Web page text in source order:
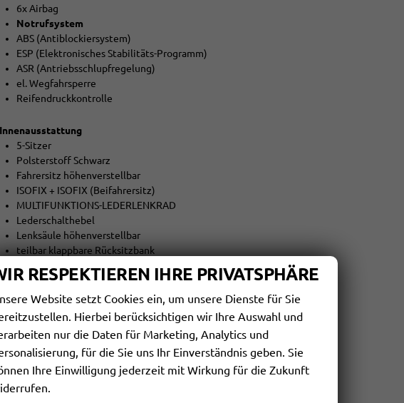
6x Airbag
Notrufsystem
ABS (Antiblockiersystem)
ESP (Elektronisches Stabilitäts-Programm)
ASR (Antriebsschlupfregelung)
el. Wegfahrsperre
Reifendruckkontrolle
Innenausstattung
5-Sitzer
Polsterstoff Schwarz
Fahrersitz höhenverstellbar
ISOFIX + ISOFIX (Beifahrersitz)
MULTIFUNKTIONS-LEDERLENKRAD
Lederschalthebel
Lenksäule höhenverstellbar
teilbar klappbare Rücksitzbank
Gepäckraumabdeckung
Aussenausstattung
el. Fensterheber vorne
el. Außenspiegel beheizbar
Colorverglasung
RESPEKTIEREN IHRE PRIVATSPHÄRE
Website setzt Cookies ein, um unsere Dienste für Sie
Hierbei berücksichtigen wir Ihre Auswahl und
nur die Daten für Marketing, Analytics und
für die Sie uns Ihr Einverständnis geben. Sie
Ihre Einwilligung jederzeit mit Wirkung für die Zukunft